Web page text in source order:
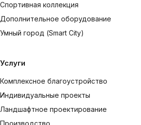
Спортивная коллекция
Дополнительное оборудование
Умный город (Smart City)
Услуги
Комплексное благоустройство
Индивидуальные проекты
Ландшафтное проектирование
Производство